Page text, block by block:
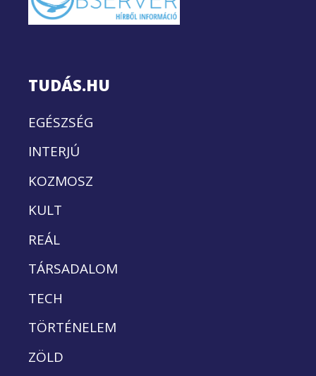
TUDÁS.HU
EGÉSZSÉG
INTERJÚ
KOZMOSZ
KULT
REÁL
TÁRSADALOM
TECH
TÖRTÉNELEM
ZÖLD